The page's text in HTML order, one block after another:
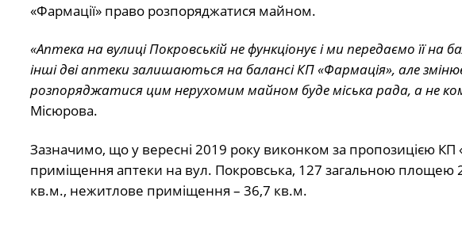
«Фармації» право розпоряджатися майном.
«Аптека на вулиці Покровській не функціонує і ми передаємо її на
інші дві аптеки залишаються на балансі КП «Фармація», але
розпоряджатися цим нерухомим майном буде міська рада, а не
Місюрова.
Зазначимо, що у вересні 2019 року виконком за пропозицією КП
приміщення аптеки на вул. Покровська, 127 загальною площею
кв.м., нежитлове приміщення – 36,7 кв.м.